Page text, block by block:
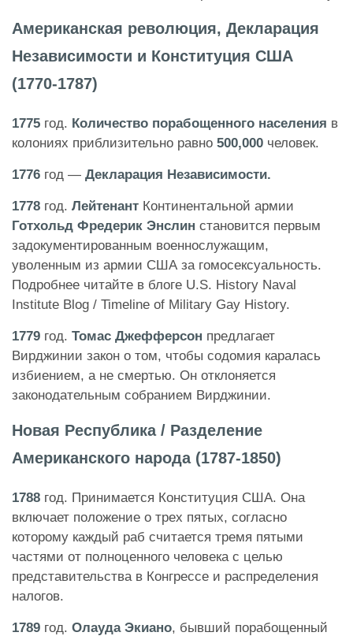
Американская революция, Декларация
Независимости и Конституция США
(1770-1787)
1775 год. Количество порабощенного населения в
колониях приблизительно равно 500,000 человек.
1776 год — Декларация Независимости.
1778 год. Лейтенант Континентальной армии
Готхольд Фредерик Энслин становится первым
задокументированным военнослужащим,
уволенным из армии США за гомосексуальность.
Подробнее читайте в блоге U.S. History Naval
Institute Blog / Timeline of Military Gay History.
1779 год. Томас Джефферсон предлагает
Вирджинии закон о том, чтобы содомия каралась
избиением, а не смертью. Он отклоняется
законодательным собранием Вирджинии.
Новая Республика / Разделение
Американского народа (1787-1850)
1788 год. Принимается Конституция США. Она
включает положение о трех пятых, согласно
которому каждый раб считается тремя пятыми
частями от полноценного человека с целью
представительства в Конгрессе и распределения
налогов.
1789 год. Олауда Экиано, бывший порабощенный